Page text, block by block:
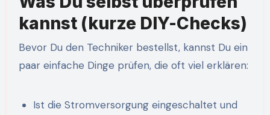
kannst (kurze DIY-Checks)
Bevor Du den Techniker bestellst, kannst Du ein
paar einfache Dinge prüfen, die oft viel erklären:
Ist die Stromversorgung eingeschaltet und